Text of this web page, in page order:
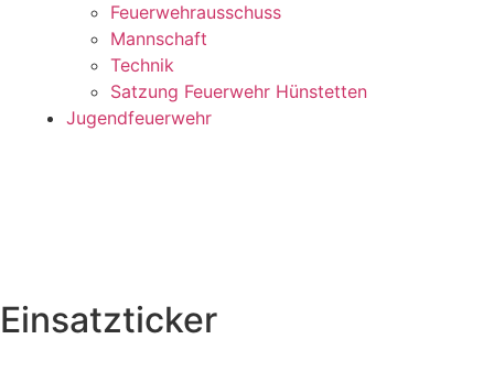
Feuerwehrausschuss
Mannschaft
Technik
Satzung Feuerwehr Hünstetten
Jugendfeuerwehr
Einsatzticker